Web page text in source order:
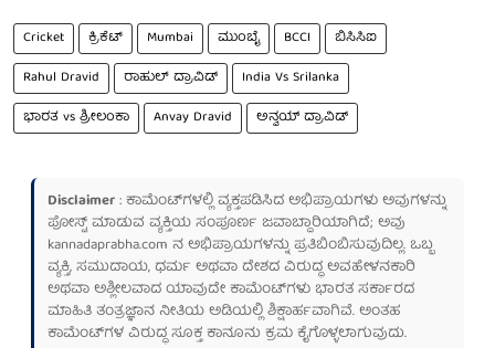
Cricket ಕ್ರಿಕೆಟ್ Mumbai ಮುಂಬೈ BCCI
ಬಿಸಿಸಿಐ
Rahul Dravid
ರಾಹುಲ್ ದ್ರಾವಿಡ್
India Vs Srilanka
ಭಾರತ vs ಶ್ರೀಲಂಕಾ
Anvay Dravid ಅನ್ವಯ್ ದ್ರಾವಿಡ್
Disclaimer: ಕಾಮೆಂಟ್‌ಗಳಲ್ಲಿ ವ್ಯಕ್ತಪಡಿಸಿದ ಅಭಿಪ್ರಾಯಗಳು ಅವುಗಳನ್ನು
ಪೋಸ್ಟ್ ಮಾಡುವ ವ್ಯಕ್ತಿಯ ಸಂಪೂರ್ಣ ಜವಾಬ್ದಾರಿಯಾಗಿದೆ; ಅವು
kannadaprabha.com ನ ಅಭಿಪ್ರಾಯಗಳನ್ನು ಪ್ರತಿಬಿಂಬಿಸುವುದಿಲ್ಲ. ಒಬ್ಬ
ವ್ಯಕ್ತಿ, ಸಮುದಾಯ, ಧರ್ಮ ಅಥವಾ ದೇಶದ ವಿರುದ್ಧ ಅವಹೇಳನಕಾರಿ
ಅಥವಾ ಅಶ್ಲೀಲವಾದ ಯಾವುದೇ ಕಾಮೆಂಟ್‌ಗಳು ಭಾರತ ಸರ್ಕಾರದ
ಮಾಹಿತಿ ತಂತ್ರಜ್ಞಾನ ನೀತಿಯ ಅಡಿಯಲ್ಲಿ ಶಿಕ್ಷಾರ್ಹವಾಗಿವೆ. ಅಂತಹ
ಕಾಮೆಂಟ್‌ಗಳ ವಿರುದ್ಧ ಸೂಕ್ತ ಕಾನೂನು ಕ್ರಮ ಕೈಗೊಳ್ಳಲಾಗುವುದು.